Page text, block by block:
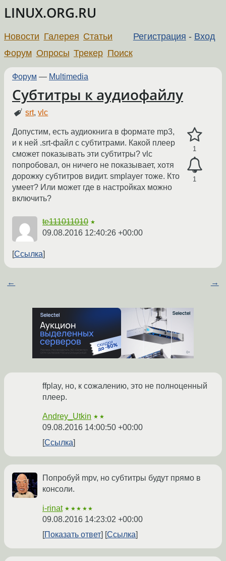
LINUX.ORG.RU
Регистрация - Вход
Новости Галерея Статьи
Форум Опросы Трекер Поиск
Форум — Multimedia
Субтитры к аудиофайлу
srt,vlc
1
1
Допустим, есть аудиокнига в формате mp3,
и к ней .srt-файл с субтитрами. Какой плеер
сможет показывать эти субтитры? vlc
попробовал, он ничего не показывает, хотя
дорожку субтитров видит. smplayer тоже. Кто
умеет? Или может где в настройках можно
включить?
te111011010 ★
09.08.2016 12:40:26 +00:00
Ссылка
← →
ffplay, но, к сожалению, это не полноценный
плеер.
Andrey_Utkin ★★
09.08.2016 14:00:50 +00:00
Ссылка
Попробуй mpv, но субтитры будут прямо в
консоли.
i-rinat ★★★★★
09.08.2016 14:23:02 +00:00
Показать ответ
Ссылка